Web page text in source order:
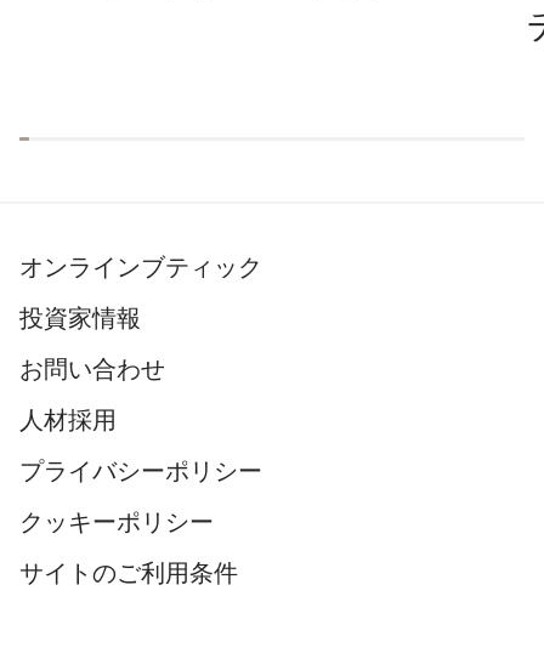
オンラインブティック
投資家情報
お問い合わせ
人材採用
プライバシーポリシー
クッキーポリシー
サイトのご利用条件